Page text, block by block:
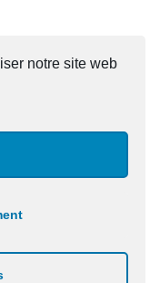
notre site web
|